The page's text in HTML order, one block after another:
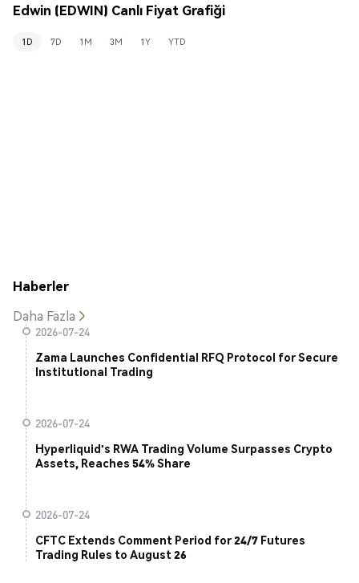
Edwin (EDWIN) Canlı Fiyat Grafiği
1D 7D 1M 3M 1Y YTD
Haberler
Daha Fazla
2026-07-24
Zama Launches Confidential RFQ Protocol for Secure
Institutional Trading
2026-07-24
Hyperliquid's RWA Trading Volume Surpasses Crypto
Assets, Reaches 54% Share
2026-07-24
CFTC Extends Comment Period for 24/7 Futures
Trading Rules to August 26